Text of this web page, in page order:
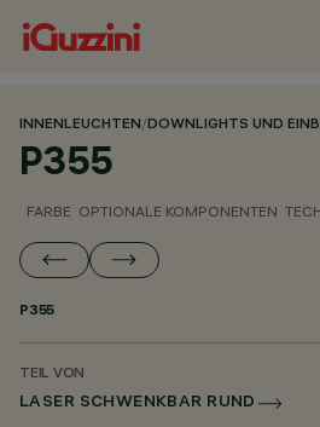
INNENLEUCHTEN/DOWNLIGHTS UND
P355
FARBE OPTIONALE KOMPONENTEN
P355
TEIL VON
LASER SCHWENKBAR RUND